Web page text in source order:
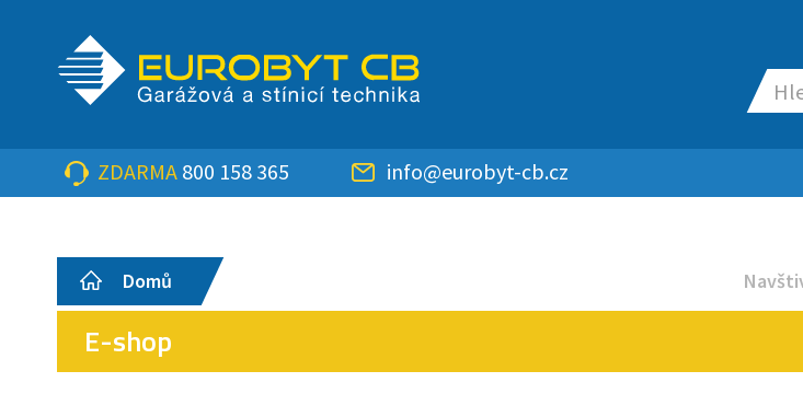
ZDARMA 800 158 365 info@eurobyt-cb.cz
Domů
E-shop